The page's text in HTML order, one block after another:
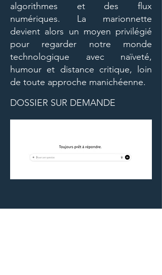
algorithmes et des flux
numériques. La marionnette
devient alors un moyen privilégié
pour regarder notre monde
technologique avec naïveté,
humour et distance critique, loin
de toute approche manichéenne.
DOSSIER SUR DEMANDE